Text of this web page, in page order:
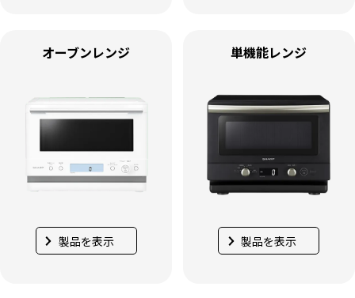
オーブンレンジ
製品を表示
単機能レンジ
製品を表示